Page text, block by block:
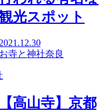
光スポット
2021.12.30
お寺と神社奈良
【高山寺】京都